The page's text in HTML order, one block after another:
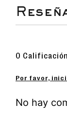
añaden un
Diseño
0
Por favor,
No hay